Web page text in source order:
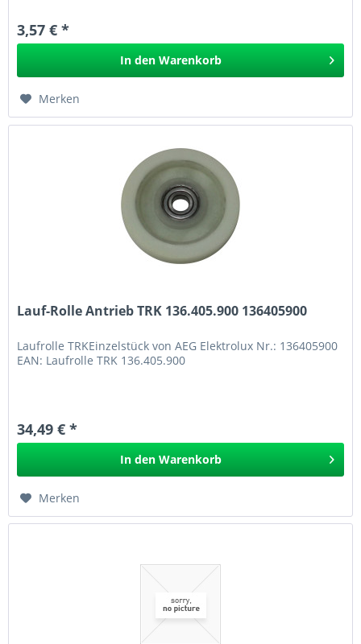
3,57 € *
In den Warenkorb
Merken
Lauf-Rolle Antrieb TRK 136.405.900 136405900
Laufrolle TRKEinzelstück von AEG Elektrolux Nr.: 136405900
EAN: Laufrolle TRK 136.405.900
34,49 € *
In den Warenkorb
Merken